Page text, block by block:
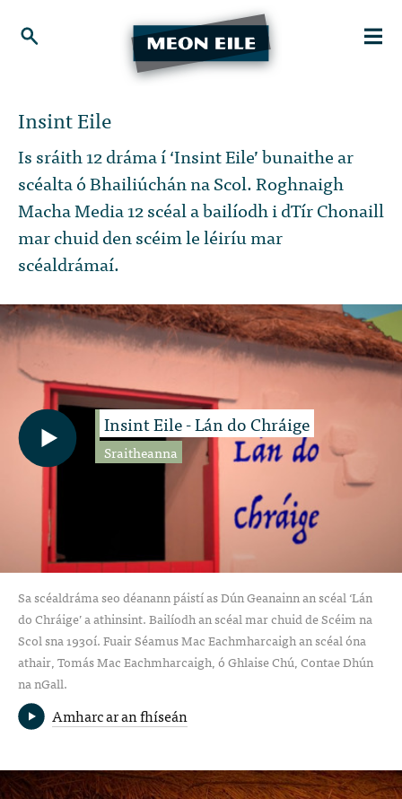
Insint Eile
Is sráith 12 dráma í ‘Insint Eile’ bunaithe ar
scéalta ó Bhailiúchán na Scol. Roghnaigh
Macha Media 12 scéal a bailíodh i dTír Chonaill
mar chuid den scéim le léiríu mar
scéaldrámaí.
Insint Eile - Lán do Chráige
Sraitheanna
Sa scéaldráma seo déanann páistí as Dún Geanainn an scéal ‘Lán
do Chráige’ a athinsint. Bailíodh an scéal mar chuid de Scéim na
Scol sna 1930í. Fuair Séamus Mac Eachmharcaigh an scéal óna
athair, Tomás Mac Eachmharcaigh, ó Ghlaise Chú, Contae Dhún
na nGall.
Amharc ar an fhíseán